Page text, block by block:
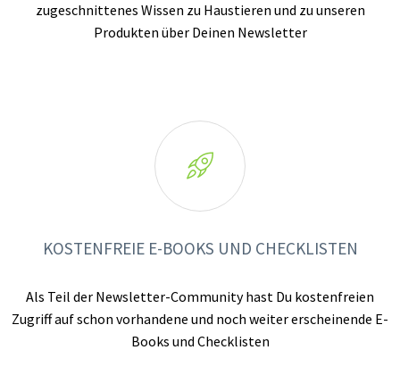
zugeschnittenes Wissen zu Haustieren und zu unseren
Produkten über Deinen Newsletter

KOSTENFREIE E-BOOKS UND CHECKLISTEN
Als Teil der Newsletter-Community hast Du kostenfreien
Zugriff auf schon vorhandene und noch weiter erscheinende E-
Books und Checklisten